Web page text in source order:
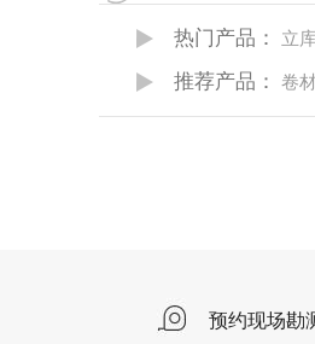
热门产品： 立
推荐产品： 卷
预约现场勘